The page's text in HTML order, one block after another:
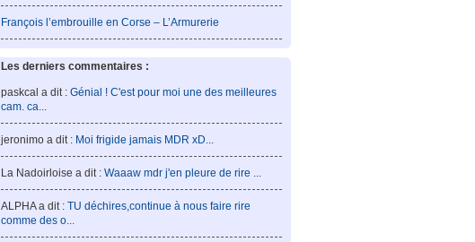
François l’embrouille en Corse – L’Armurerie
Les derniers commentaires :
paskcal a dit : Génial ! C'est pour moi une des meilleures
cam. ca...
jeronimo a dit : Moi frigide jamais MDR xD...
La Nadoirloise a dit : Waaaw mdr j'en pleure de rire ...
ALPHA a dit : TU déchires,continue à nous faire rire
comme des o...